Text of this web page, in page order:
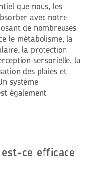
que nous, les
avec notre
de nombreuses
le métabolisme, la
la protection
sensorielle, la
des plaies et
système
également
ce efficace